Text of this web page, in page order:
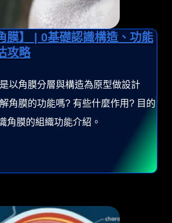
膜】 | 0基礎認識構造、功能
攻略
以角膜分層與構造為原型做設計
角膜的功能嗎? 有些什麼作用? 目的
角膜的組織功能介紹。